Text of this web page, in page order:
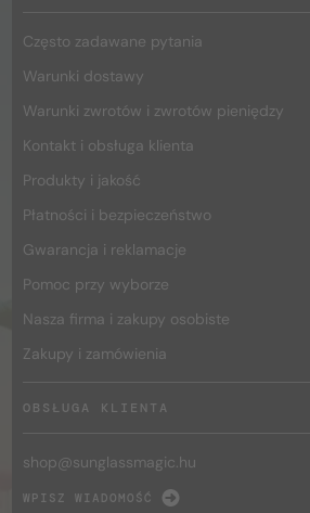
Często zadawane pytania
Warunki dostawy
Warunki zwrotów i zwrotów pieniędzy
Kontakt i obsługa klienta
Produkty i jakość
Płatności i bezpieczeństwo
Gwarancja i reklamacje
Pomoc przy wyborze
Nasza firma i zakupy osobiste
Zakupy i zamówienia
OBSŁUGA KLIENTA
shop@sunglassmagic.hu
WPISZ WIADOMOŚĆ